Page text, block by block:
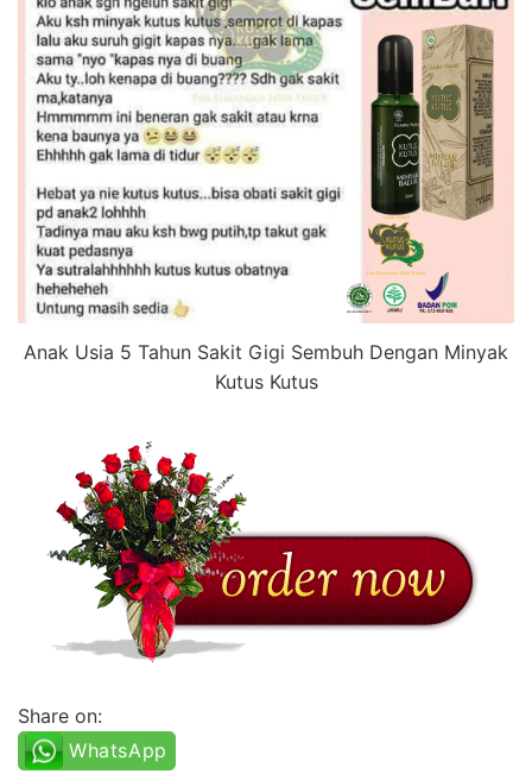
Anak Usia 5 Tahun Sakit Gigi Sembuh Dengan Minyak
Kutus Kutus
Share on:
WhatsApp